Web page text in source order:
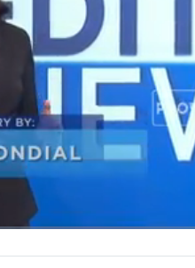
kenaikan harga
dampak pembayaran THR
dialog Syarifah Rahma
Indonesia, Khadijah